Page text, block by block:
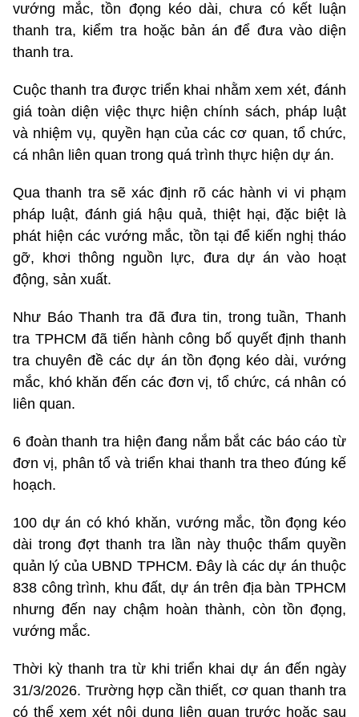
vướng mắc, tồn đọng kéo dài, chưa có kết luận
thanh tra, kiểm tra hoặc bản án để đưa vào diện
thanh tra.
Cuộc thanh tra được triển khai nhằm xem xét, đánh
giá toàn diện việc thực hiện chính sách, pháp luật
và nhiệm vụ, quyền hạn của các cơ quan, tổ chức,
cá nhân liên quan trong quá trình thực hiện dự án.
Qua thanh tra sẽ xác định rõ các hành vi vi phạm
pháp luật, đánh giá hậu quả, thiệt hại, đặc biệt là
phát hiện các vướng mắc, tồn tại để kiến nghị tháo
gỡ, khơi thông nguồn lực, đưa dự án vào hoạt
động, sản xuất.
Như Báo Thanh tra đã đưa tin, trong tuần, Thanh
tra TPHCM đã tiến hành công bố quyết định thanh
tra chuyên đề các dự án tồn đọng kéo dài, vướng
mắc, khó khăn đến các đơn vị, tổ chức, cá nhân có
liên quan.
6 đoàn thanh tra hiện đang nắm bắt các báo cáo từ
đơn vị, phân tổ và triển khai thanh tra theo đúng kế
hoạch.
100 dự án có khó khăn, vướng mắc, tồn đọng kéo
dài trong đợt thanh tra lần này thuộc thẩm quyền
quản lý của UBND TPHCM. Đây là các dự án thuộc
838 công trình, khu đất, dự án trên địa bàn TPHCM
nhưng đến nay chậm hoàn thành, còn tồn đọng,
vướng mắc.
Thời kỳ thanh tra từ khi triển khai dự án đến ngày
31/3/2026. Trường hợp cần thiết, cơ quan thanh tra
có thể xem xét nội dung liên quan trước hoặc sau